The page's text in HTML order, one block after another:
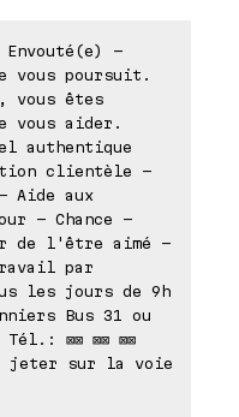
Envouté(e) -
vous poursuit.
vous êtes
vous aider.
authentique
clientèle -
Aide aux
- Chance -
de l'être aimé -
par
les jours de 9h
Bus 31 ou
Tél.: ⊠⊠ ⊠⊠ ⊠⊠
jeter sur la voie